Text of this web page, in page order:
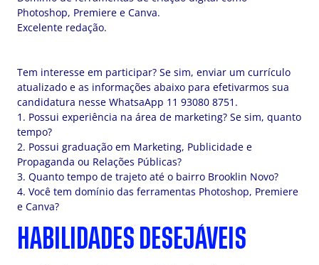
Photoshop, Premiere e Canva.
Excelente redação.
Tem interesse em participar? Se sim, enviar um currículo
atualizado e as informações abaixo para efetivarmos sua
candidatura nesse WhatsaApp 11 93080 8751.
1. Possui experiência na área de marketing? Se sim, quanto
tempo?
2. Possui graduação em Marketing, Publicidade e
Propaganda ou Relações Públicas?
3. Quanto tempo de trajeto até o bairro Brooklin Novo?
4. Você tem domínio das ferramentas Photoshop, Premiere
e Canva?
HABILIDADES DESEJÁVEIS